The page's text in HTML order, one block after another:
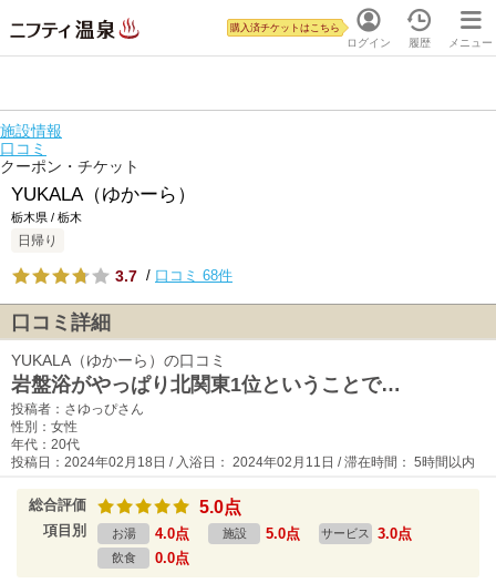
ログイン
購入済チケットはこちら
履歴 メニュー
施設情報
口コミ
クーポン・チケット
YUKALA（ゆかーら）
栃木県 / 栃木
日帰り
3.7 / 口コミ 68件
口コミ詳細
YUKALA（ゆかーら）の口コミ
岩盤浴がやっぱり北関東1位ということで…
投稿者：さゆっぴさん
性別：女性
年代：20代
投稿日：2024年02月18日 / 入浴日： 2024年02月11日 / 滞在時間： 5時間以内
総合評価 5.0点
項目別 お湯 4.0点 施設 5.0点 サービス 3.0点
飲食 0.0点